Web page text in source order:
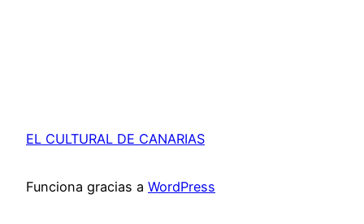
EL CULTURAL DE CANARIAS
Funciona gracias a WordPress